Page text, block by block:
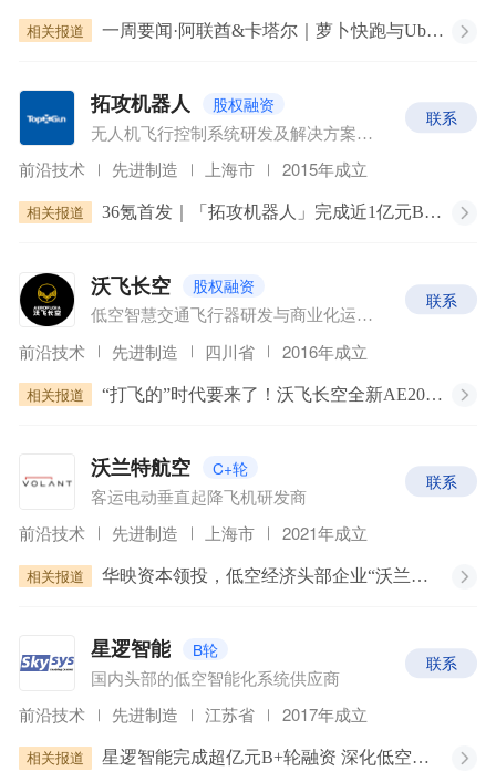
相关报道 一周要闻·阿联酋&卡塔尔｜萝卜快跑与Uber在中东合作/时的科技获阿联酋10亿美元订单
拓攻机器人 股权融资
无人机飞行控制系统研发及解决方案提供商
联系
前沿技术 先进制造 上海市 2015年成立
相关报道 36氪首发｜「拓攻机器人」完成近1亿元B+轮融资，产品覆盖植保无人机到无人物流大飞机
沃飞长空 股权融资
低空智慧交通飞行器研发与商业化运营公司
联系
前沿技术 先进制造 四川省 2016年成立
相关报道 “打飞的”时代要来了！沃飞长空全新AE200样机首发亮相
沃兰特航空 C+轮
客运电动垂直起降飞机研发商
联系
前沿技术 先进制造 上海市 2021年成立
相关报道 华映资本领投，低空经济头部企业“沃兰特航空”完成数亿元B轮融资，加速载人试飞与适航进程
星逻智能 B轮
国内头部的低空智能化系统供应商
联系
前沿技术 先进制造 江苏省 2017年成立
相关报道 星逻智能完成超亿元B+轮融资 深化低空经济与新能源机器人战略布局